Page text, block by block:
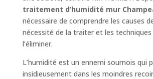
traitement d’humidité mur
nécessaire de comprendre les causes
nécessité de la traiter et les
l’éliminer.
L’humidité est un ennemi sournois qui
insidieusement dans les moindres